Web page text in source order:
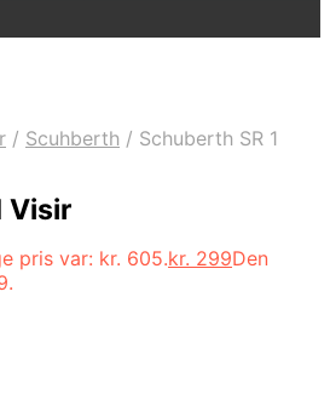
/ Scuhberth / Schuberth SR 1
Visir
pris var: kr. 605.kr. 299Den